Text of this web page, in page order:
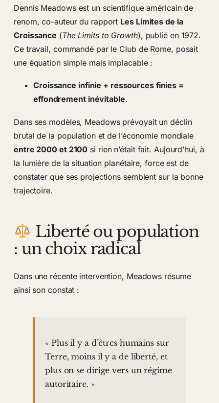
Dennis Meadows est un scientifique américain de
renom, co-auteur du rapport Les Limites de la
Croissance (The Limits to Growth), publié en 1972.
Ce travail, commandé par le Club de Rome, posait
une équation simple mais implacable :
Croissance infinie + ressources finies =
effondrement inévitable.
Dans ses modèles, Meadows prévoyait un déclin
brutal de la population et de l’économie mondiale
entre 2000 et 2100 si rien n’était fait. Aujourd’hui, à
la lumière de la situation planétaire, force est de
constater que ses projections semblent sur la bonne
trajectoire.
Liberté ou population
: un choix radical
Dans une récente intervention, Meadows résume
ainsi son constat :
« Plus il y a d’êtres humains sur
Terre, moins il y a de liberté, et
plus on se dirige vers un régime
autoritaire. »